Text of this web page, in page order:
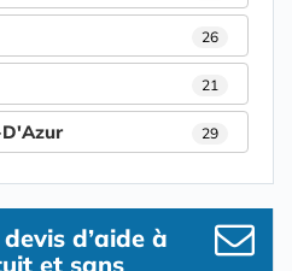
26
21
29
d’aide à
et sans